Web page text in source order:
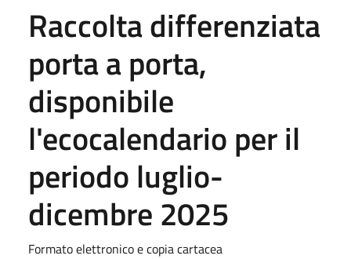
Raccolta differenziata
porta a porta,
disponibile
l'ecocalendario per il
periodo luglio-
dicembre 2025
Formato elettronico e copia cartacea